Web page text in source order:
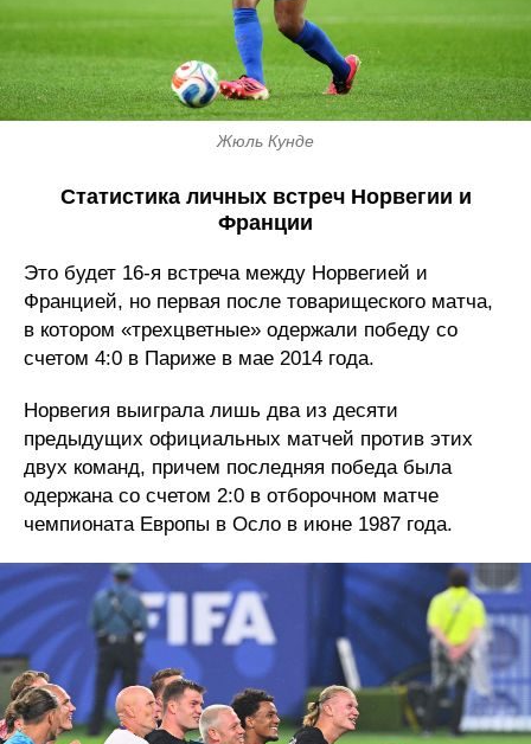
Жюль Кунде
Статистика личных встреч Норвегии и
Франции
Это будет 16-я встреча между Норвегией и
Францией, но первая после товарищеского матча,
в котором «трехцветные» одержали победу со
счетом 4:0 в Париже в мае 2014 года.
Норвегия выиграла лишь два из десяти
предыдущих официальных матчей против этих
двух команд, причем последняя победа была
одержана со счетом 2:0 в отборочном матче
чемпионата Европы в Осло в июне 1987 года.